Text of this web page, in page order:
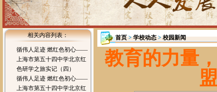
相关内容列表：
循伟人足迹 燃红色初心——
上海市第五十四中学北京红
色研学之旅实记（四）
循伟人足迹 燃红色初心——
上海市第五十四中学北京红
首页>学校动态>校园新闻
教育的力量